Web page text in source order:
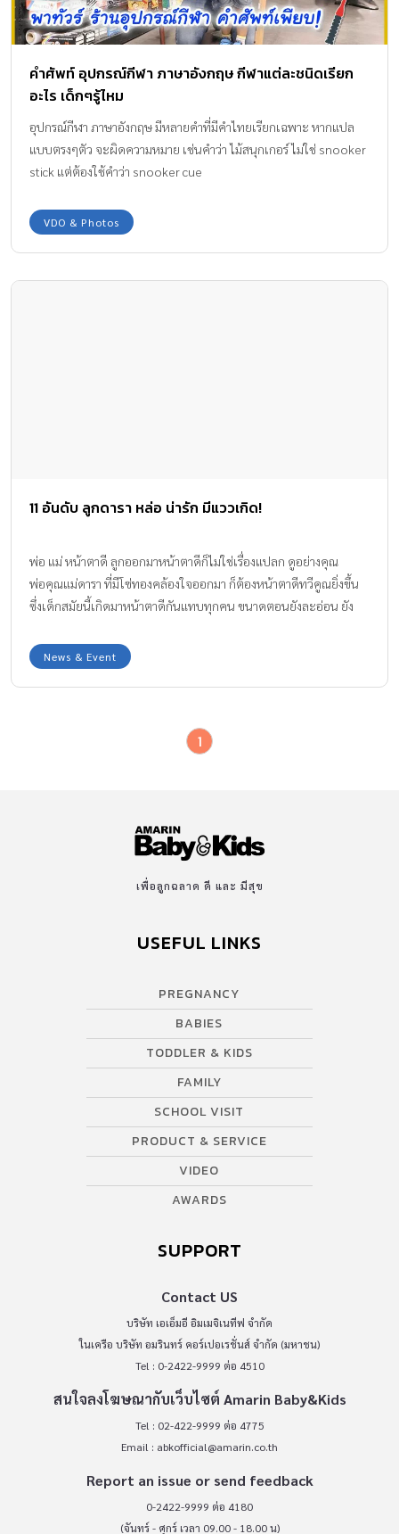
คำศัพท์ อุปกรณ์กีฬา ภาษาอังกฤษ กีฬาแต่ละชนิดเรียก
อะไร เด็กๆรู้ไหม
อุปกรณ์กีฬา ภาษาอังกฤษ มีหลายคำที่มีคำไทยเรียกเฉพาะ หากแปล
แบบตรงๆตัว จะผิดความหมาย เช่นคำว่า ไม้สนุกเกอร์ ไม่ใช่ snooker
stick แต่ต้องใช้คำว่า snooker cue
VDO & Photos
11 อันดับ ลูกดารา หล่อ น่ารัก มีแววเกิด!
พ่อ แม่ หน้าตาดี ลูกออกมาหน้าตาดีก็ไม่ใช่เรื่องแปลก ดูอย่างคุณ
พ่อคุณแม่ดารา ที่มีโซ่ทองคล้องใจออกมา ก็ต้องหน้าตาดีทวีคูณยิ่งขึ้น
ซึ่งเด็กสมัยนี้เกิดมาหน้าตาดีกันแทบทุกคน ขนาดตอนยังละอ่อน ยัง
ขั้นเทพ ทำให้สาวๆ ฟินขนาดไหน . . . ว่าแล้วก็ตามไปดู 11 อันดับ
“ลูกชายดารา” สุดฮอตกันดีกว่าค่ะ อันดับที่ 1 “บรู๊คลิน” ลูกชาย
โปรด อัษศดิณย์” ลูกชาย คุณแม่ “เป้ย ปานวาด” และคุณพ่อ “ป๊อบ
News & Event
1
เพื่อลูกฉลาด ดี และ มีสุข
USEFUL LINKS
PREGNANCY
BABIES
TODDLER & KIDS
FAMILY
SCHOOL VISIT
PRODUCT & SERVICE
VIDEO
AWARDS
SUPPORT
Contact US
บริษัท เอเอ็มอี อิมเมจิเนทีฟ จำกัด
ในเครือ บริษัท อมรินทร์ คอร์เปอเรชั่นส์ จำกัด (มหาชน)
Tel : 0-2422-9999 ต่อ 4510
สนใจลงโฆษณากับเว็บไซต์ Amarin Baby&Kids
Tel : 02-422-9999 ต่อ 4775
Email : abkofficial@amarin.co.th
Report an issue or send feedback
0-2422-9999 ต่อ 4180
(จันทร์ - ศุกร์ เวลา 09.00 - 18.00 น)